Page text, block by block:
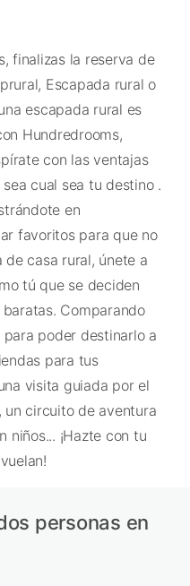
finalizas la reserva de
Escapada rural o
escapada rural es
Hundredrooms,
con las ventajas
cual sea tu destino .
en
favoritos para que no
casa rural, únete a
tú que se deciden
Comparando
poder destinarlo a
para tus
visita guiada por el
un circuito de aventura
niños... ¡Hazte con tu
personas en